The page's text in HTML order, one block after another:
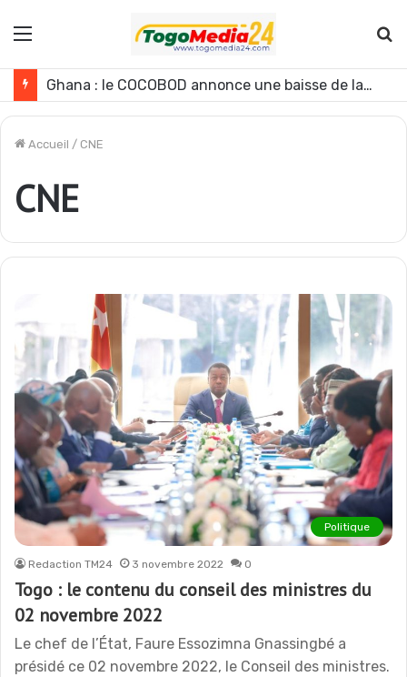
Menu
Ghana : le COCOBOD annonce une baisse de la production de cacao pour la campagne 2026-2027
Accueil / CNE
CNE
Politique
Redaction TM24 3 novembre 2022 0
Togo : le contenu du conseil des ministres du
02 novembre 2022
Le chef de l’État, Faure Essozimna Gnassingbé a
présidé ce 02 novembre 2022, le Conseil des ministres.